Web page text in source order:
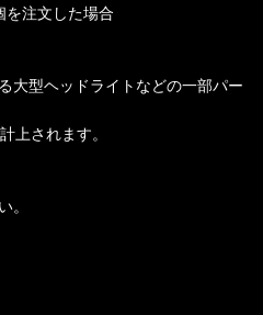
を注文した場合
大型ヘッドライトなどの一部パー
上されます。
。